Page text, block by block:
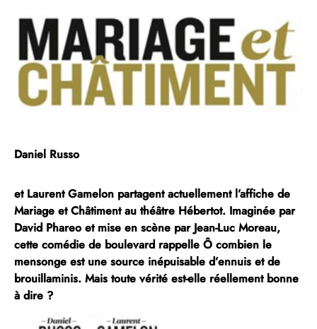
Daniel Russo
et Laurent Gamelon partagent actuellement l’affiche de
Mariage et Châtimentau théâtre Hébertot. Imaginée par
David Phareo et mise en scène parJean-Luc Moreau,
cette comédie de boulevard rappelle Ô combien le
mensonge est une source inépuisable d’ennuis et de
brouillaminis. Mais toute vérité est-elle réellement bonne
à dire ?